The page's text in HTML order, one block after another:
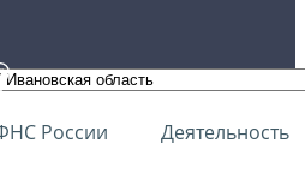
России Деятельность